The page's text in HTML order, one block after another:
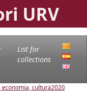
URV
List for
collections
economia, cultura2020